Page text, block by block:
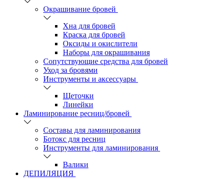
Окрашивание бровей
Хна для бровей
Краска для бровей
Оксиды и окислители
Наборы для окрашивания
Сопутствующие средства для бровей
Уход за бровями
Инструменты и аксессуары
Щеточки
Линейки
Ламинирование ресниц/бровей
Составы для ламинирования
Ботокс для ресниц
Инструменты для ламинирования
Валики
ДЕПИЛЯЦИЯ